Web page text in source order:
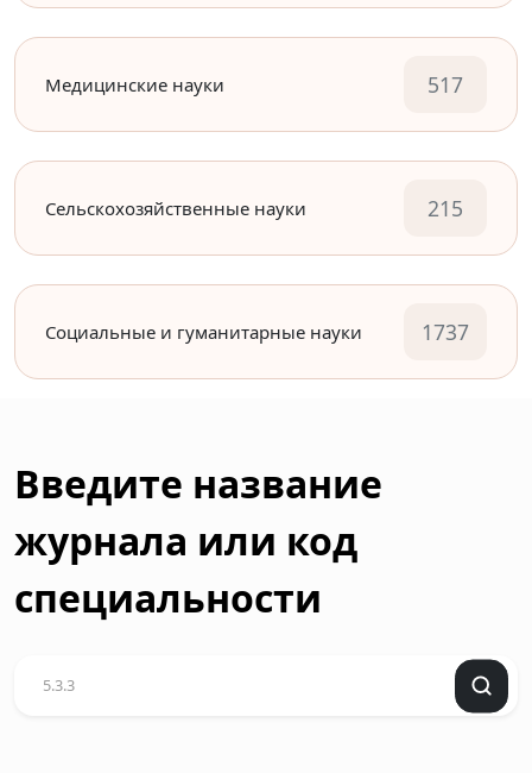
Медицинские науки 517
Сельскохозяйственные науки 215
Социальные и гуманитарные науки 1737
Введите название
журнала или код
специальности